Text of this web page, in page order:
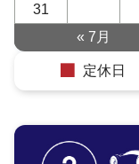
31
« 7月
定休日